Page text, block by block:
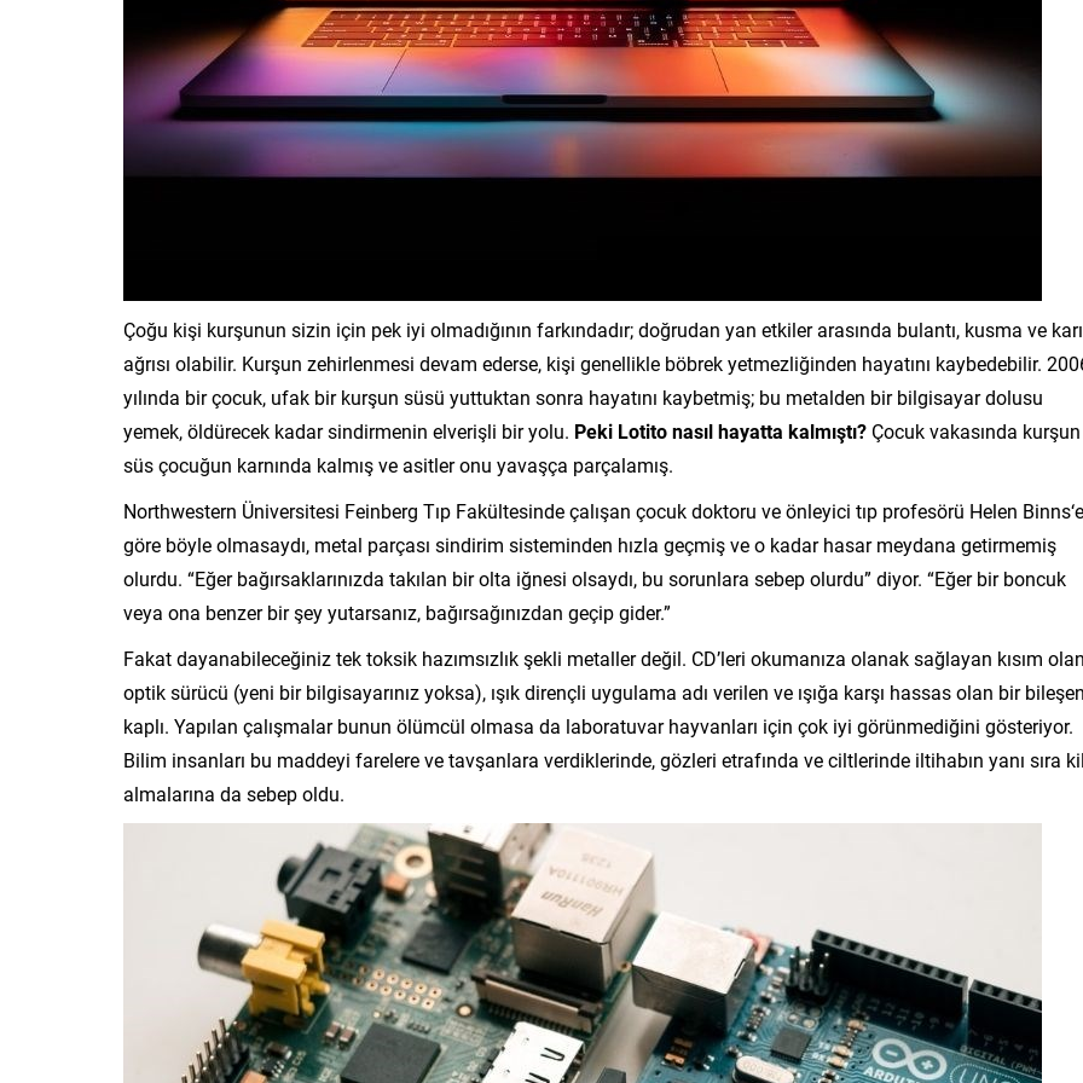
Çoğu kişi kurşunun sizin için pek iyi olmadığının farkındadır; doğrudan yan etkiler arasında bulantı, kusma ve
ağrısı olabilir. Kurşun zehirlenmesi devam ederse, kişi genellikle böbrek yetmezliğinden hayatını kaybedebilir.
yılında bir çocuk, ufak bir kurşun süsü yuttuktan sonra hayatını kaybetmiş; bu metalden bir bilgisayar dolusu
yemek, öldürecek kadar sindirmenin elverişli bir yolu. Peki Lotito nasıl hayatta kalmıştı? Çocuk vakasında kurşun
süs çocuğun karnında kalmış ve asitler onu yavaşça parçalamış.
Northwestern Üniversitesi Feinberg Tıp Fakültesinde çalışan çocuk doktoru ve önleyici tıp profesörü Helen Binns‘e
göre böyle olmasaydı, metal parçası sindirim sisteminden hızla geçmiş ve o kadar hasar meydana getirmemiş
olurdu. “Eğer bağırsaklarınızda takılan bir olta iğnesi olsaydı, bu sorunlara sebep olurdu” diyor. “Eğer bir boncuk
veya ona benzer bir şey yutarsanız, bağırsağınızdan geçip gider.”
Fakat dayanabileceğiniz tek toksik hazımsızlık şekli metaller değil. CD’leri okumanıza olanak sağlayan kısım olan
optik sürücü (yeni bir bilgisayarınız yoksa), ışık dirençli uygulama adı verilen ve ışığa karşı hassas olan bir
kaplı. Yapılan çalışmalar bunun ölümcül olmasa da laboratuvar hayvanları için çok iyi görünmediğini gösteriyor.
Bilim insanları bu maddeyi farelere ve tavşanlara verdiklerinde, gözleri etrafında ve ciltlerinde iltihabın yanı sıra
almalarına da sebep oldu.